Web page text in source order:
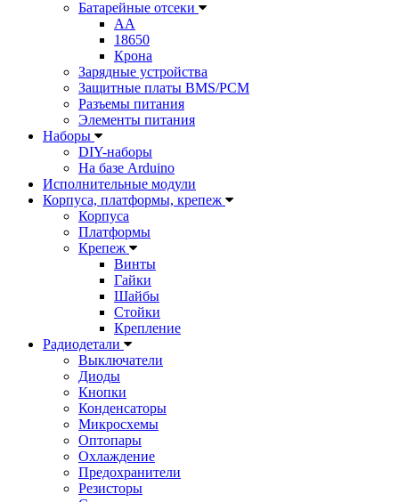
Батарейные отсеки
AA
18650
Крона
Зарядные устройства
Защитные платы BMS/PCM
Разъемы питания
Элементы питания
Наборы
DIY-наборы
На базе Arduino
Исполнительные модули
Корпуса, платформы, крепеж
Корпуса
Платформы
Крепеж
Винты
Гайки
Шайбы
Стойки
Крепление
Радиодетали
Выключатели
Диоды
Кнопки
Конденсаторы
Микросхемы
Оптопары
Охлаждение
Предохранители
Резисторы